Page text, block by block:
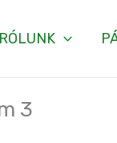
RÓLUNK
3